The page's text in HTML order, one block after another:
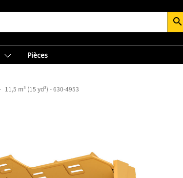
search
Pièces
11,5 m³ (15 yd³) - 630-4953